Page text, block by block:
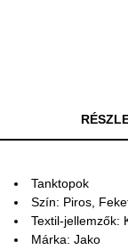
Tanktopok
Szín: Piros,
Textil-jellemzők:
Márka: Jako